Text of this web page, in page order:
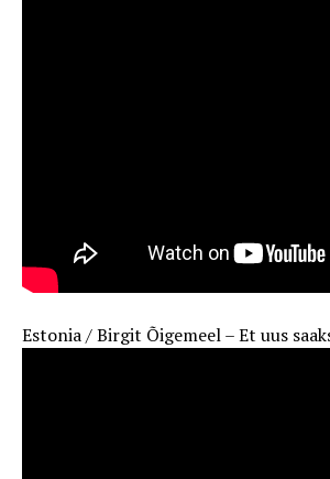
Estonia / Birgit Õigemeel – Et uus